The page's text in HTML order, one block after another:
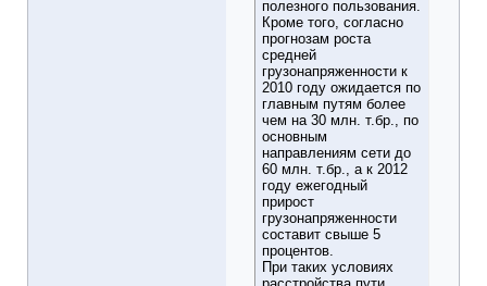
полезного пользования.
Кроме того, согласно
прогнозам роста
средней
грузонапряженности к
2010 году ожидается по
главным путям более
чем на 30 млн. т.бр., по
основным
направлениям сети до
60 млн. т.бр., а к 2012
году ежегодный
прирост
грузонапряженности
составит свыше 5
процентов.
При таких условиях